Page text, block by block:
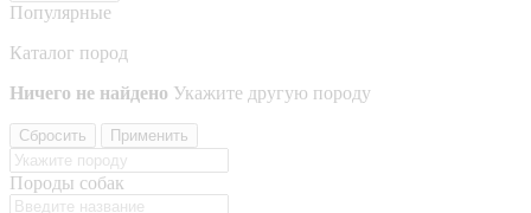
Популярные
Каталог пород
Ничего не найдено Укажите другую породу
Сбросить Применить
Породы собак